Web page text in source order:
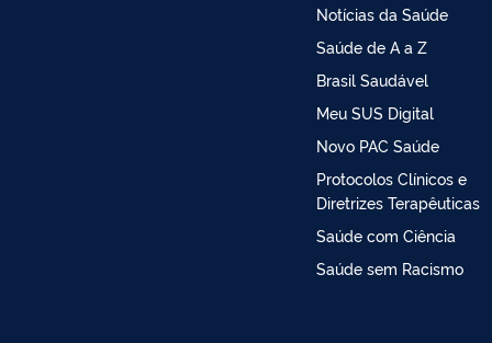
Notícias da Saúde
Saúde de A a Z
Brasil Saudável
Meu SUS Digital
Novo PAC Saúde
Protocolos Clínicos e
Diretrizes Terapêuticas
Saúde com Ciência
Saúde sem Racismo